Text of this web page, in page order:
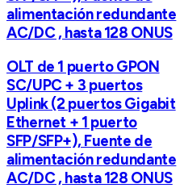
alimentación redundante
AC/DC , hasta 128 ONUS
OLT de 1 puerto GPON
SC/UPC + 3 puertos
Uplink (2 puertos Gigabit
Ethernet + 1 puerto
SFP/SFP+), Fuente de
alimentación redundante
AC/DC , hasta 128 ONUS